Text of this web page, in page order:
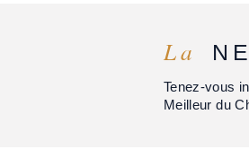
La
Tenez-vous
Meilleur du